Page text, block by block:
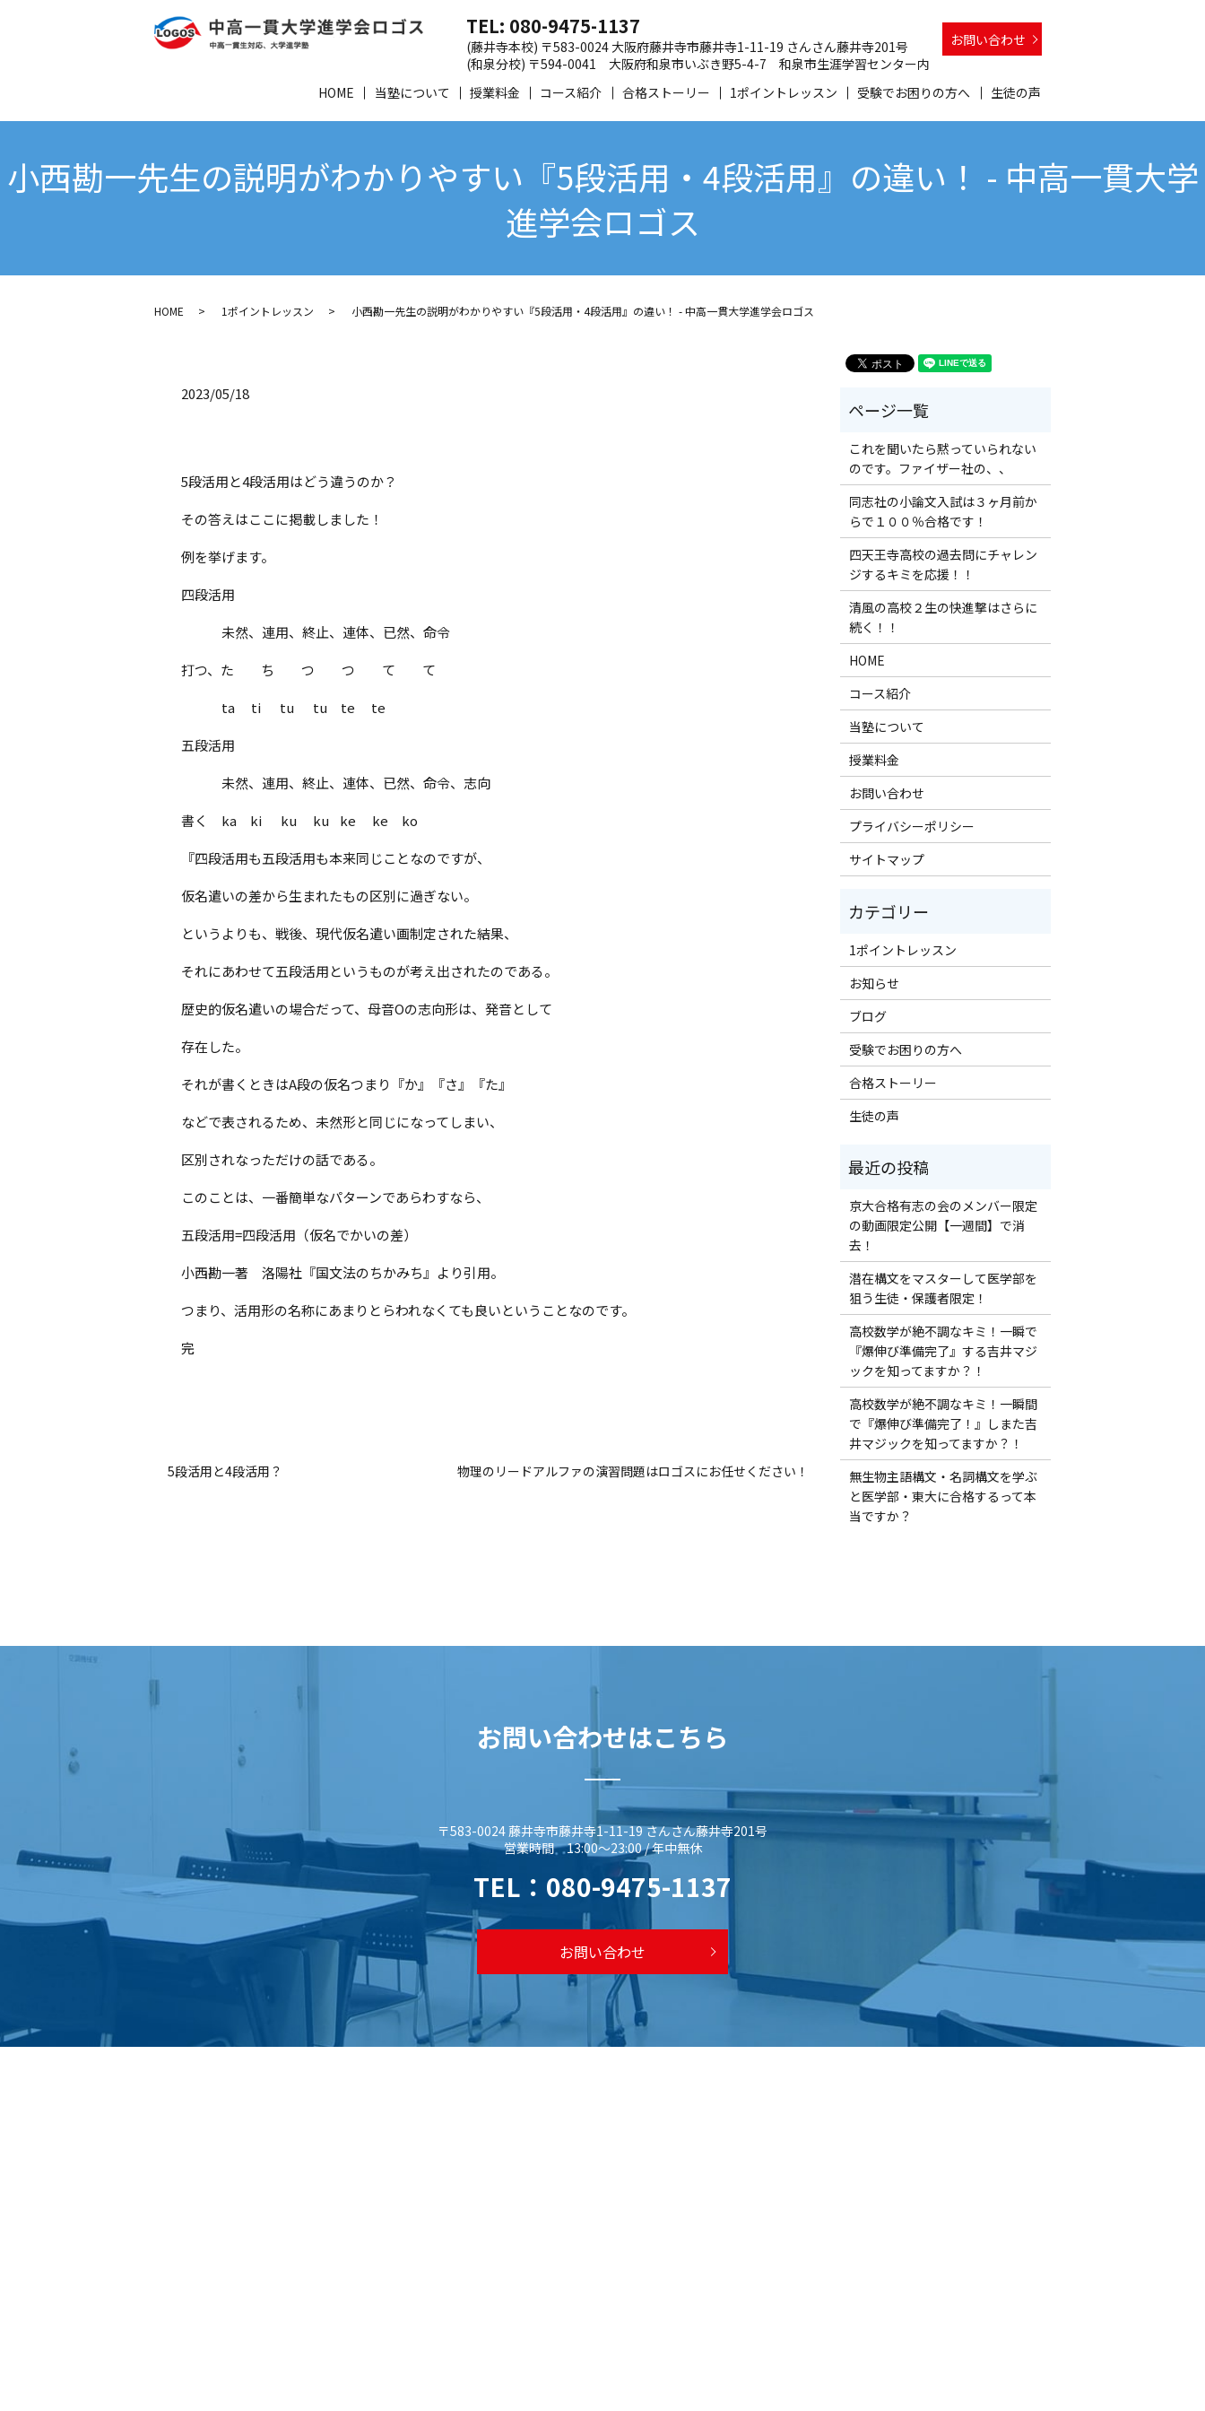
HOME 当塾について 授業料金 コース紹介 合格ストーリー 1ポイントレッスン 受験でお困りの方へ 生徒の声
TEL: 080-9475-1137
(藤井寺本校) 〒583-0024 大阪府藤井寺市藤井寺1-11-19 さんさん藤井寺201号
(和泉分校) 〒594-0041 大阪府和泉市いぶき野5-4-7 和泉市生涯学習センター内
お問い合わせ
小西勘一先生の説明がわかりやすい『5段活用・4段活用』の違い！ - 中高一貫大学
進学会ロゴス
HOME 1ポイントレッスン 小西勘一先生の説明がわかりやすい『5段活用・4段活用』の違い！ - 中高一貫大学進学会ロゴス
2023/05/18
5段活用と4段活用はどう違うのか？
その答えはここに掲載しました！
例を挙げます。
四段活用
未然、連用、終止、連体、已然、命令
打つ、た ち つ つ て て
ta ti tu tu te te
五段活用
未然、連用、終止、連体、已然、命令、志向
書く ka ki ku ku ke ke ko
『四段活用も五段活用も本来同じことなのですが、
仮名遣いの差から生まれたもの区別に過ぎない。
というよりも、戦後、現代仮名遣い画制定された結果、
それにあわせて五段活用というものが考え出されたのである。
歴史的仮名遣いの場合だって、母音Oの志向形は、発音として
存在した。
それが書くときはA段の仮名つまり『か』『さ』『た』
などで表されるため、未然形と同じになってしまい、
区別されなっただけの話である。
このことは、一番簡単なパターンであらわすなら、
五段活用=四段活用（仮名でかいの差）
小西勘一著 洛陽社『国文法のちかみち』より引用。
つまり、活用形の名称にあまりとらわれなくても良いということなのです。
完
5段活用と4段活用？ 物理のリードアルファの演習問題はロゴスにお任せください！
これを聞いたら黙っていられない
のです。ファイザー社の、、
同志社の小論文入試は３ヶ月前か
らで１００％合格です！
四天王寺高校の過去問にチャレン
ジするキミを応援！！
清風の高校２生の快進撃はさらに
続く！！
HOME
コース紹介
当塾について
授業料金
お問い合わせ
プライバシーポリシー
サイトマップ
1ポイントレッスン
お知らせ
ブログ
受験でお困りの方へ
合格ストーリー
生徒の声
京大合格有志の会のメンバー限定
の動画限定公開【一週間】で消
去！
潜在構文をマスターして医学部を
狙う生徒・保護者限定！
高校数学が絶不調なキミ！一瞬で
『爆伸び準備完了』する吉井マジ
ックを知ってますか？！
高校数学が絶不調なキミ！一瞬間
で『爆伸び準備完了！』しまた吉
井マジックを知ってますか？！
無生物主語構文・名詞構文を学ぶ
と医学部・東大に合格するって本
当ですか？
お問い合わせはこちら
〒583-0024 藤井寺市藤井寺1-11-19 さんさん藤井寺201号
営業時間 13:00～23:00 / 年中無休
TEL： 080-9475-1137
お問い合わせ